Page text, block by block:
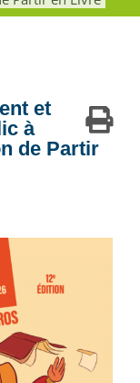
et
à
de Partir